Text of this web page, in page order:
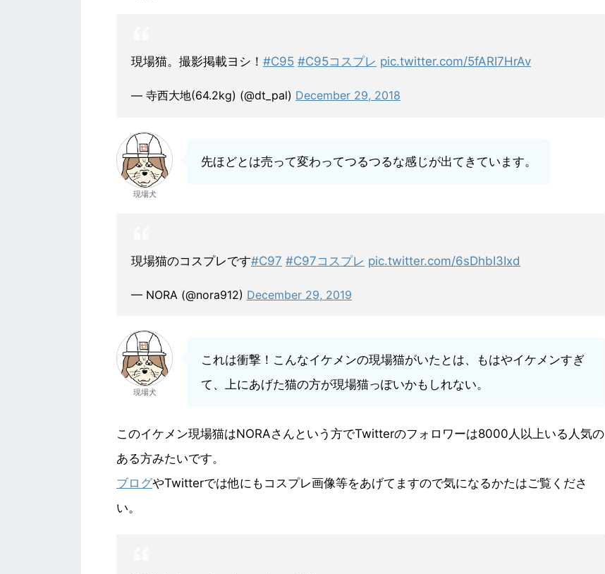
現場猫。撮影掲載ヨシ！ #C95 #C95コスプレ pic.twitter.com/5fARI7HrAv
— 寺西大地(64.2kg) (@dt_pal) December 29, 2018
現場犬
先ほどとは売って変わってつるつるな感じが出てきています。
現場猫のコスプレです#C97 #C97コスプレ pic.twitter.com/6sDhbI3Ixd
— NORA (@nora912) December 29, 2019
現場犬
これは衝撃！こんなイケメンの現場猫がいたとは、もはやイケメンすぎ
て、上にあげた猫の方が現場猫っぽいかもしれない。
このイケメン現場猫はNORAさんという方でTwitterのフォロワーは8000人以上いる人気の
ある方みたいです。
ブログやTwitterでは他にもコスプレ画像等をあげてますので気になるかたはご覧くださ
い。